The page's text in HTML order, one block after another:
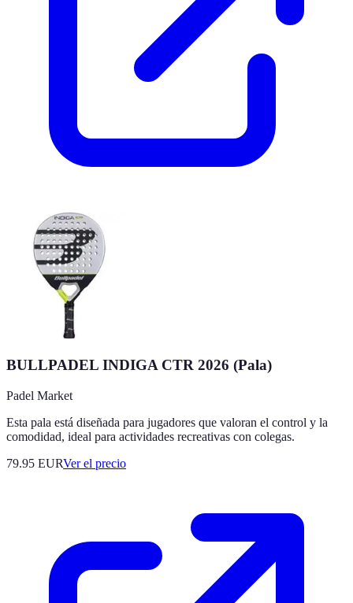
BULLPADEL INDIGA CTR 2026 (Pala)
Padel Market
Esta pala está diseñada para jugadores que valoran el control y la
comodidad, ideal para actividades recreativas con colegas.
79.95 EURVer el precio